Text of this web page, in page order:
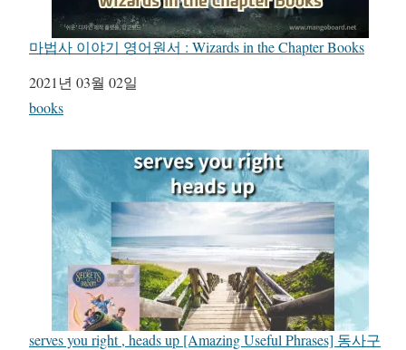
마법사 이야기 영어원서 : Wizards in the Chapter Books
일자
2021년 03월 02일
관련 항목
books
serves you right , heads up [Amazing Useful Phrases] 동사구